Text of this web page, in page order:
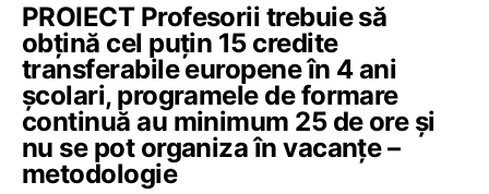
PROIECT Profesorii trebuie să
obțină cel puțin 15 credite
transferabile europene în 4 ani
școlari, programele de formare
continuă au minimum 25 de ore și
nu se pot organiza în vacanțe –
metodologie